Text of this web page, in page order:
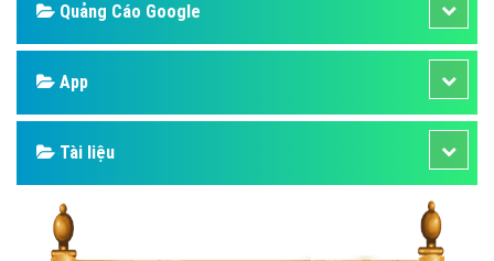
Quảng Cáo Google
App
Tài liệu